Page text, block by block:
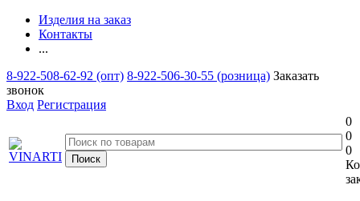
Изделия на заказ
Контакты
...
8-922-508-62-92 (опт) 8-922-506-30-55 (розница) Заказать
звонок
Вход Регистрация
0
0
0